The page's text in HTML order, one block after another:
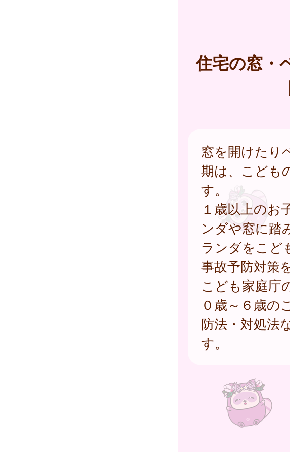
住宅の窓・
窓を開けたり
期は、こども
す。
１歳以上のお
ンダや窓に踏
ランダをこど
事故予防対策
こども家庭庁
０歳～６歳の
防法・対処法
す。